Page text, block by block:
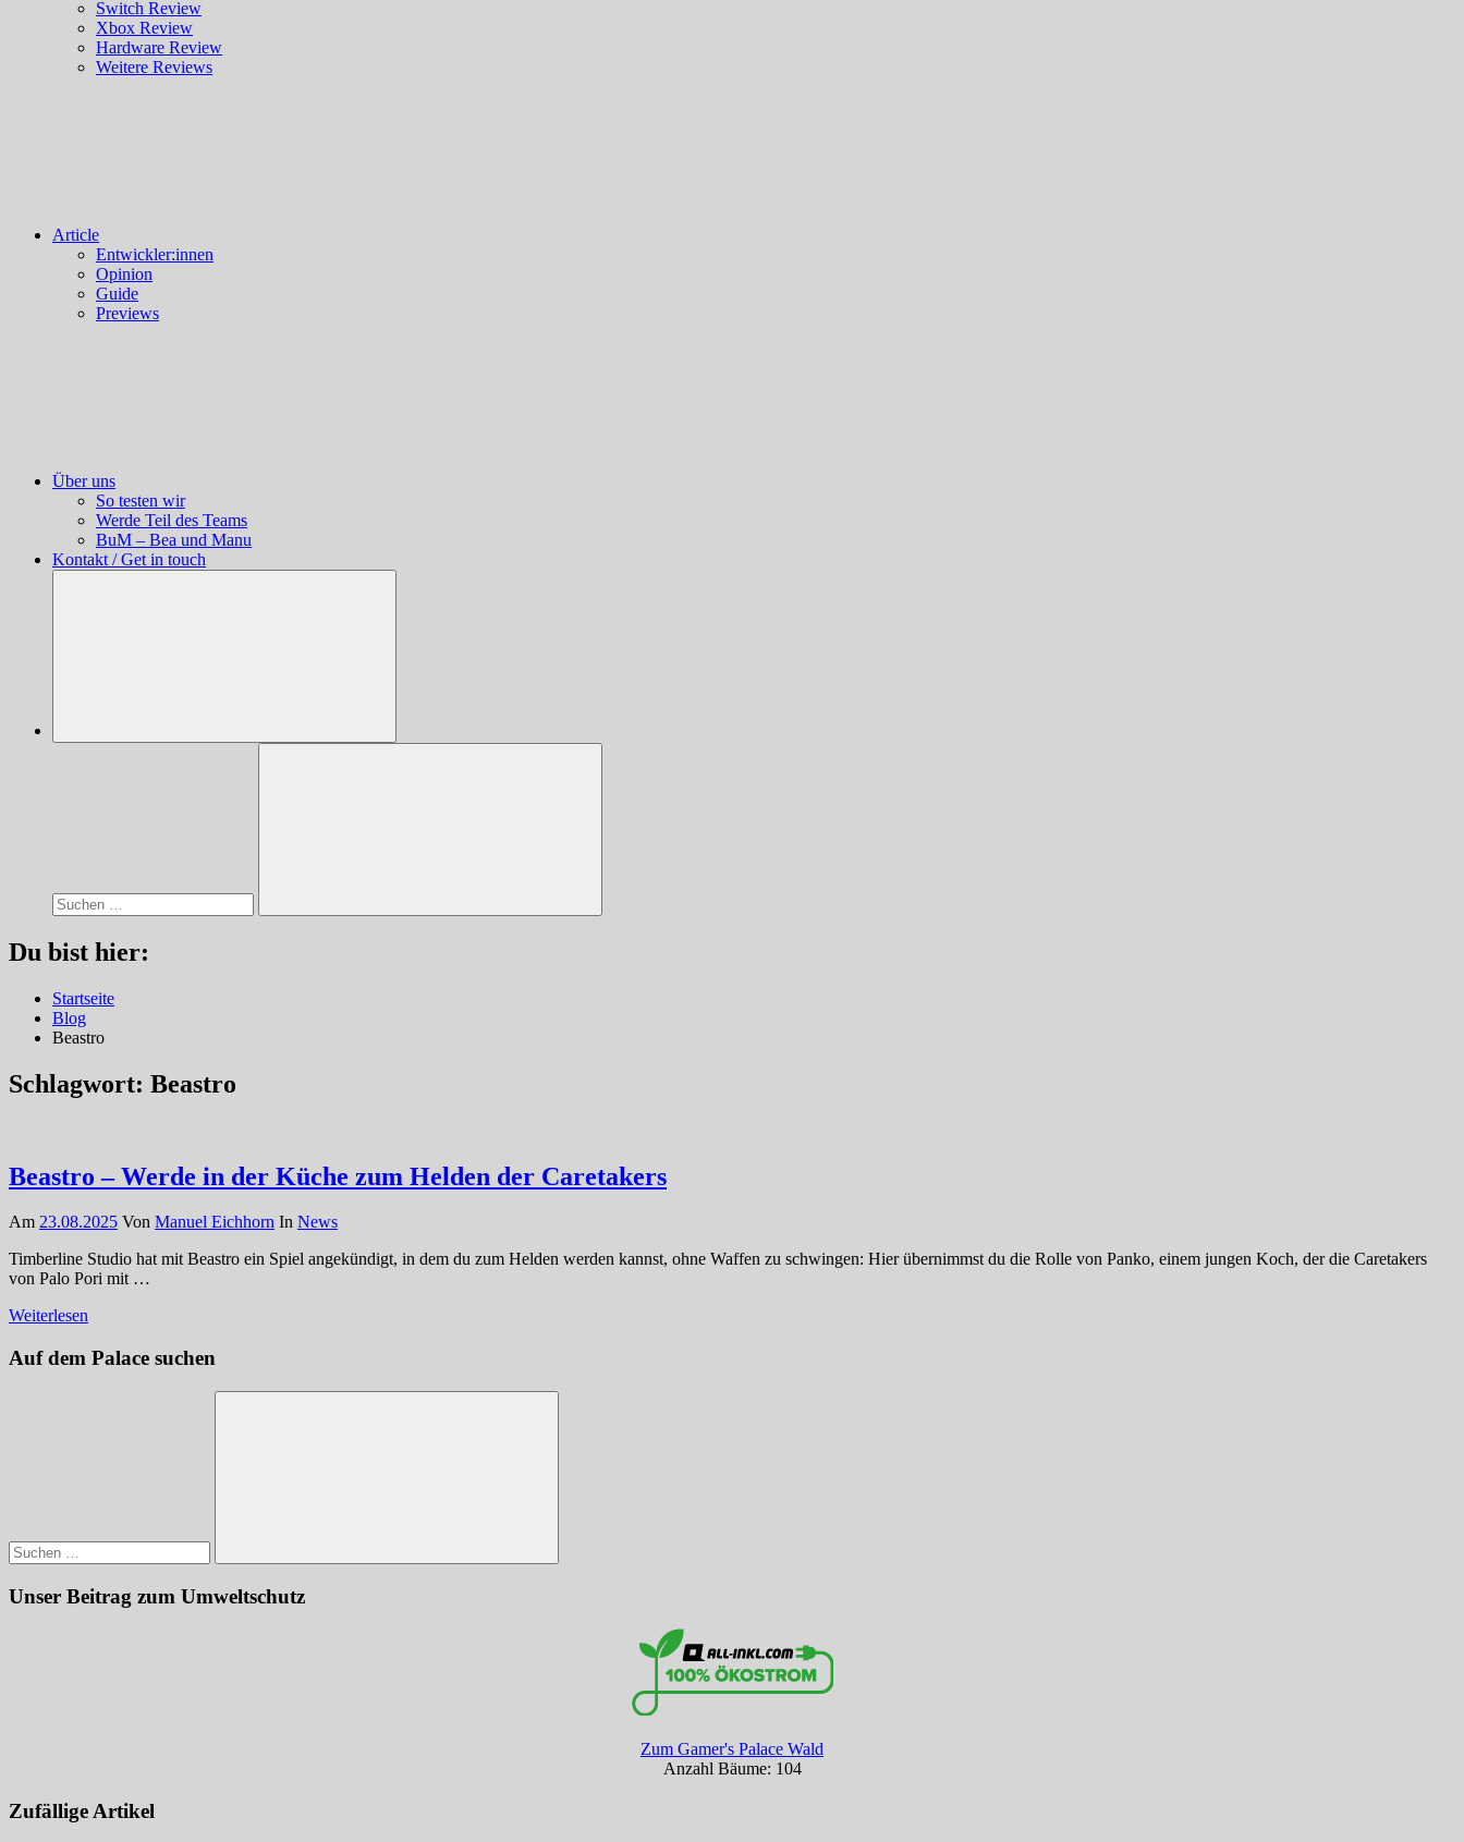
Switch Review
Xbox Review
Hardware Review
Weitere Reviews
Article
Entwickler:innen
Opinion
Guide
Previews
Über uns
So testen wir
Werde Teil des Teams
BuM – Bea und Manu
Kontakt / Get in touch
Suchen
Du bist hier:
Startseite
Blog
Beastro
Schlagwort: Beastro
Beastro – Werde in der Küche zum Helden der Caretakers
Am 23.08.2025 Von Manuel Eichhorn In News
Timberline Studio hat mit Beastro ein Spiel angekündigt, in dem du zum Helden werden kannst, ohne Waffen zu schwingen: Hier übernimmst du die Rolle von Panko, einem jungen Koch, der die Caretakers
von Palo Pori mit …
Weiterlesen
Auf dem Palace suchen
Suchen
Unser Beitrag zum Umweltschutz
Zum Gamer's Palace Wald
Anzahl Bäume: 104
Zufällige Artikel